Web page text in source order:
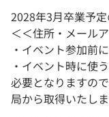
2028年3月卒業予
＜＜住所・メール
・イベント参加前
・イベント時に使
必要となりますの
局から取得いたし